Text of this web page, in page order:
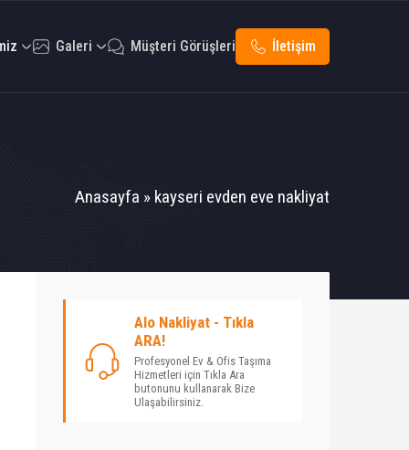
Galeri Müşteri Görüşleri İletişim
Anasayfa » kayseri evden eve nakliyat
Alo Nakliyat - Tıkla
ARA!
Profesyonel Ev & Ofis Taşıma
Hizmetleri için Tıkla Ara
butonunu kullanarak Bize
Ulaşabilirsiniz.